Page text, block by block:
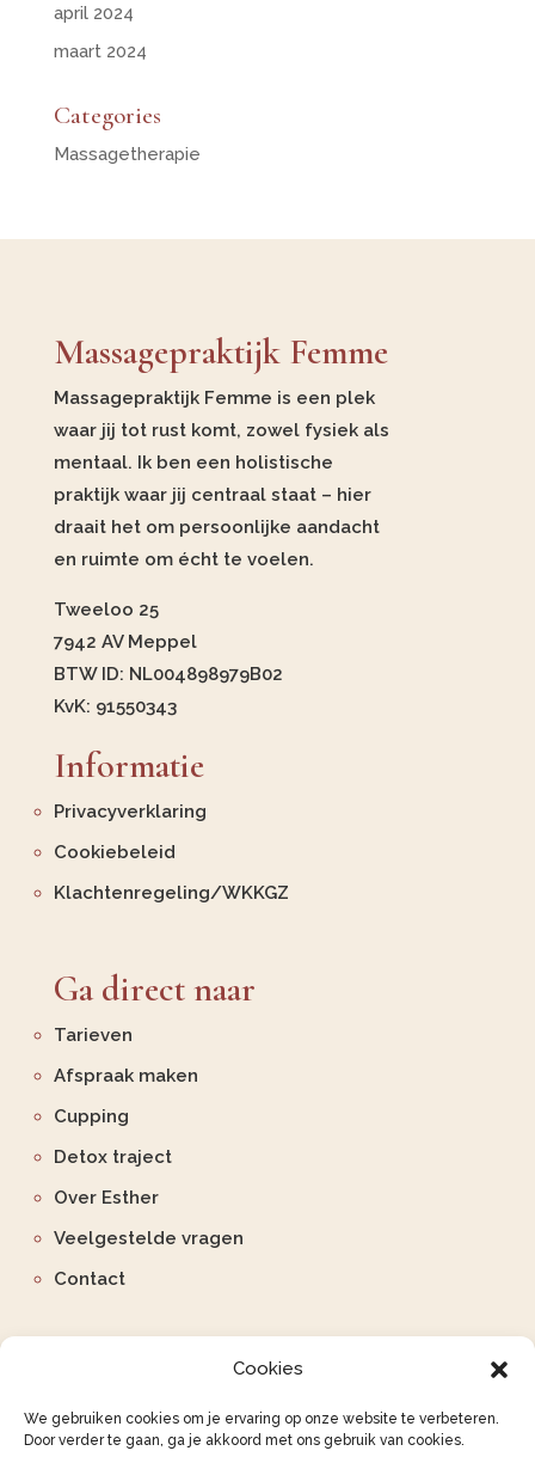
Cookies
We gebruiken cookies om je ervaring op onze website te verbeteren.
Door verder te gaan, ga je akkoord met ons gebruik van cookies.
april 2024
maart 2024
Categories
Massagetherapie
Massagepraktijk Femme
Massagepraktijk Femme is een plek
waar jij tot rust komt, zowel fysiek als
mentaal. Ik ben een holistische
praktijk waar jij centraal staat – hier
draait het om persoonlijke aandacht
en ruimte om écht te voelen.
Tweeloo 25
7942 AV Meppel
BTW ID: NL004898979B02
KvK: 91550343
Informatie
Privacyverklaring
Cookiebeleid
Klachtenregeling/WKKGZ
Ga direct naar
Tarieven
Afspraak maken
Cupping
Detox traject
Over Esther
Veelgestelde vragen
Contact